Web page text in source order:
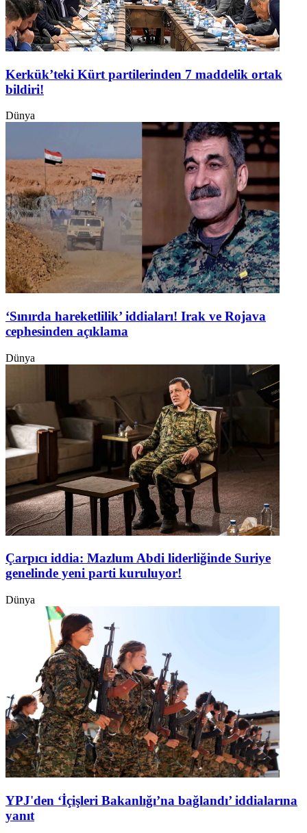
Kerkük’teki Kürt partilerinden 7 maddelik ortak
bildiri!
Dünya
‘Sınırda hareketlilik’ iddiaları! Irak ve Rojava
cephesinden açıklama
Dünya
Çarpıcı iddia: Mazlum Abdi liderliğinde Suriye
genelinde yeni parti kuruluyor!
Dünya
YPJ'den ‘İçişleri Bakanlığı’na bağlandı’ iddialarına
yanıt